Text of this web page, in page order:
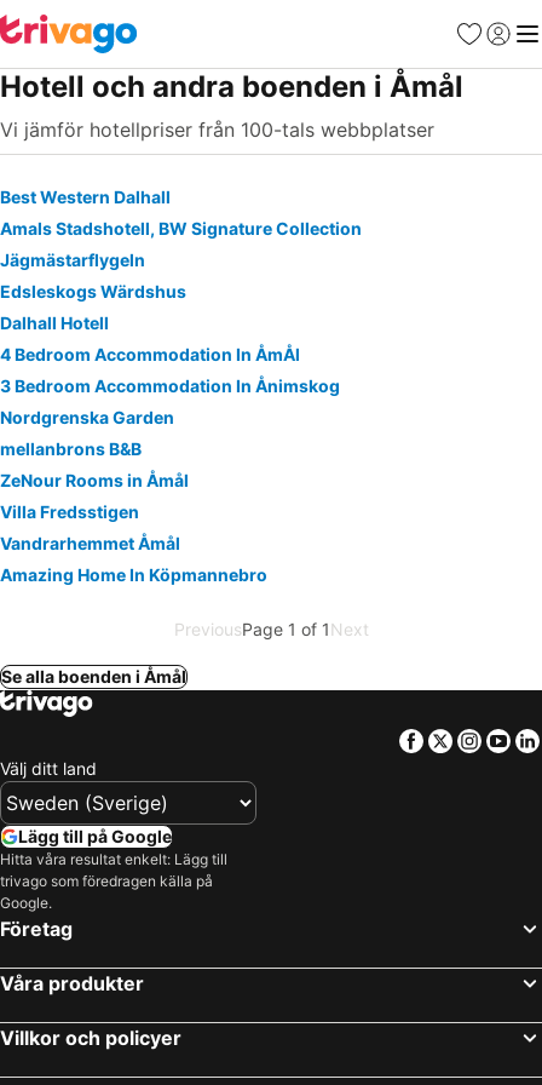
Favoriter
Logga
Hotell och andra boenden i Åmål
Vi jämför hotellpriser från 100-tals webbplatser
Best Western Dalhall
Amals Stadshotell, BW Signature Collection
Jägmästarflygeln
Edsleskogs Wärdshus
Dalhall Hotell
4 Bedroom Accommodation In ÅmÅl
3 Bedroom Accommodation In Ånimskog
Nordgrenska Garden
mellanbrons B&B
ZeNour Rooms in Åmål
Villa Fredsstigen
Vandrarhemmet Åmål
Amazing Home In Köpmannebro
PreviousPage 1 of 1Next
Se alla boenden i Åmål
Facebook
Twitter
Välj ditt land
Lägg till på Google
Hitta våra resultat enkelt: Lägg till
trivago som föredragen källa på
Google.
Företag
Våra produkter
Villkor och policyer